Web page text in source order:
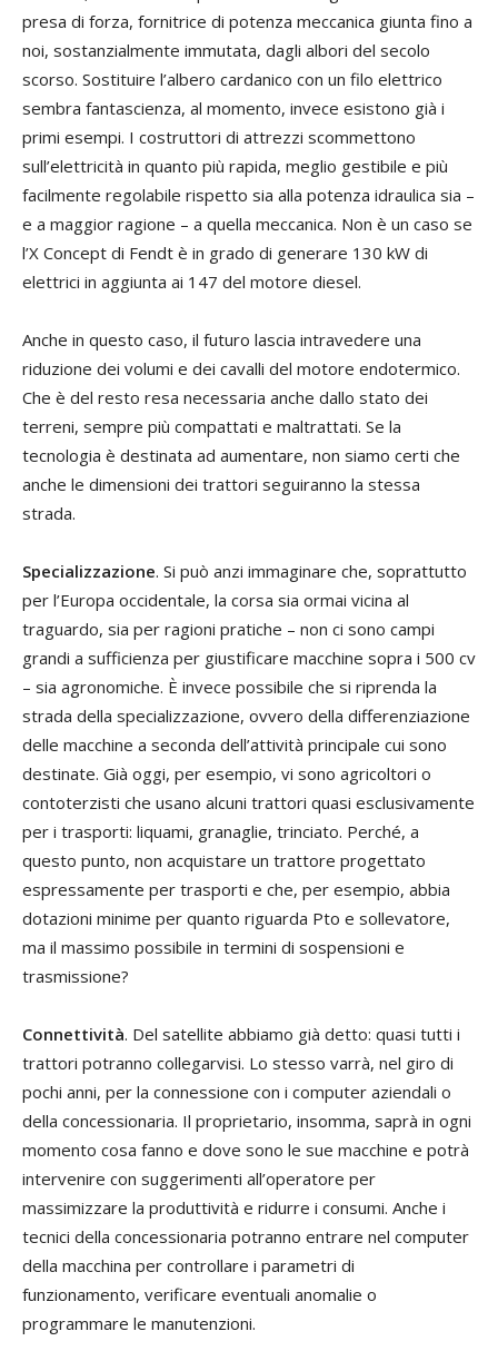
presa di forza, fornitrice di potenza meccanica giunta fino a
noi, sostanzialmente immutata, dagli albori del secolo
scorso. Sostituire l’albero cardanico con un filo elettrico
sembra fantascienza, al momento, invece esistono già i
primi esempi. I costruttori di attrezzi scommettono
sull’elettricità in quanto più rapida, meglio gestibile e più
facilmente regolabile rispetto sia alla potenza idraulica sia –
e a maggior ragione – a quella meccanica. Non è un caso se
l’X Concept di Fendt è in grado di generare 130 kW di
elettrici in aggiunta ai 147 del motore diesel.
Anche in questo caso, il futuro lascia intravedere una
riduzione dei volumi e dei cavalli del motore endotermico.
Che è del resto resa necessaria anche dallo stato dei
terreni, sempre più compattati e maltrattati. Se la
tecnologia è destinata ad aumentare, non siamo certi che
anche le dimensioni dei trattori seguiranno la stessa
strada.
Specializzazione. Si può anzi immaginare che, soprattutto
per l’Europa occidentale, la corsa sia ormai vicina al
traguardo, sia per ragioni pratiche – non ci sono campi
grandi a sufficienza per giustificare macchine sopra i 500 cv
– sia agronomiche. È invece possibile che si riprenda la
strada della specializzazione, ovvero della differenziazione
delle macchine a seconda dell’attività principale cui sono
destinate. Già oggi, per esempio, vi sono agricoltori o
contoterzisti che usano alcuni trattori quasi esclusivamente
per i trasporti: liquami, granaglie, trinciato. Perché, a
questo punto, non acquistare un trattore progettato
espressamente per trasporti e che, per esempio, abbia
dotazioni minime per quanto riguarda Pto e sollevatore,
ma il massimo possibile in termini di sospensioni e
trasmissione?
Connettività. Del satellite abbiamo già detto: quasi tutti i
trattori potranno collegarvisi. Lo stesso varrà, nel giro di
pochi anni, per la connessione con i computer aziendali o
della concessionaria. Il proprietario, insomma, saprà in ogni
momento cosa fanno e dove sono le sue macchine e potrà
intervenire con suggerimenti all’operatore per
massimizzare la produttività e ridurre i consumi. Anche i
tecnici della concessionaria potranno entrare nel computer
della macchina per controllare i parametri di
funzionamento, verificare eventuali anomalie o
programmare le manutenzioni.